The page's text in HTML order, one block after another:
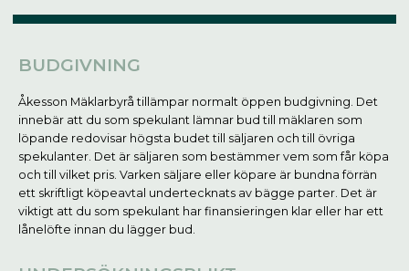
BUDGIVNING
Åkesson Mäklarbyrå tillämpar normalt öppen budgivning. Det
innebär att du som spekulant lämnar bud till mäklaren som
löpande redovisar högsta budet till säljaren och till övriga
spekulanter. Det är säljaren som bestämmer vem som får köpa
och till vilket pris. Varken säljare eller köpare är bundna förrän
ett skriftligt köpeavtal undertecknats av bägge parter. Det är
viktigt att du som spekulant har finansieringen klar eller har ett
lånelöfte innan du lägger bud.